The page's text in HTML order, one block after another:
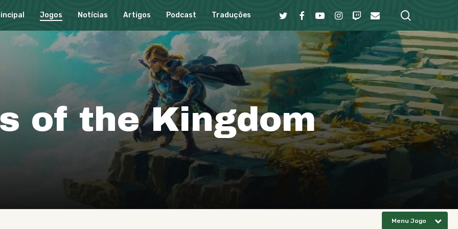
Jogos Notícias Artigos Podcast Traduções TwitterFacebookYoutubeInstagramTwitchEmail
s of the Kingdom
Menu Jogo